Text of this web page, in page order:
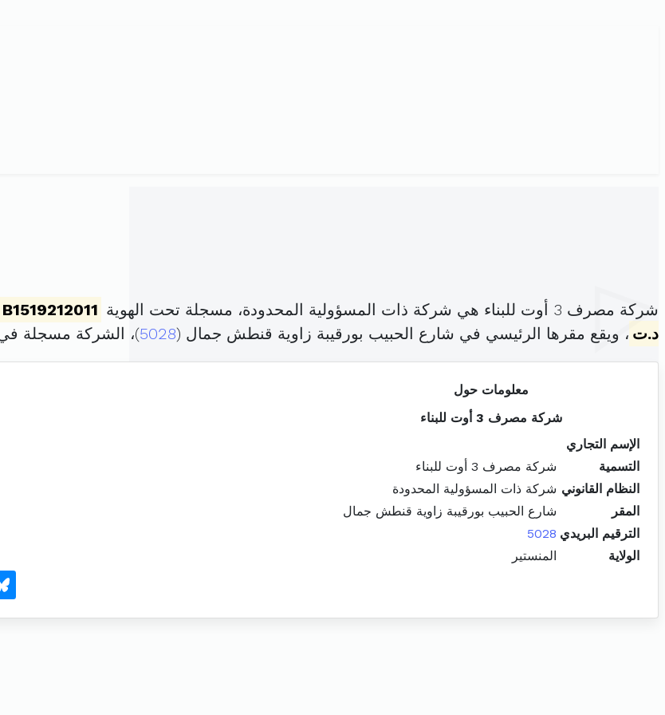
شركة مصرف 3 أوت للبناء هي شركة ذات المسؤولية المحدودة، مسجلة تحت الهوية B1519212011
د.ت ، ويقع مقرها الرئيسي في شارع الحبيب بورقيبة زاوية قنطش جمال (5028)، الشركة مسجلة
معلومات حول
شركة مصرف 3 أوت للبناء
الإسم التجاري
التسمية
شركة مصرف 3 أوت للبناء
النظام القانوني شركة ذات المسؤولية المحدودة
المقر
شارع الحبيب بورقيبة زاوية قنطش جمال
الترقيم البريدي 5028
الولاية
المنستير